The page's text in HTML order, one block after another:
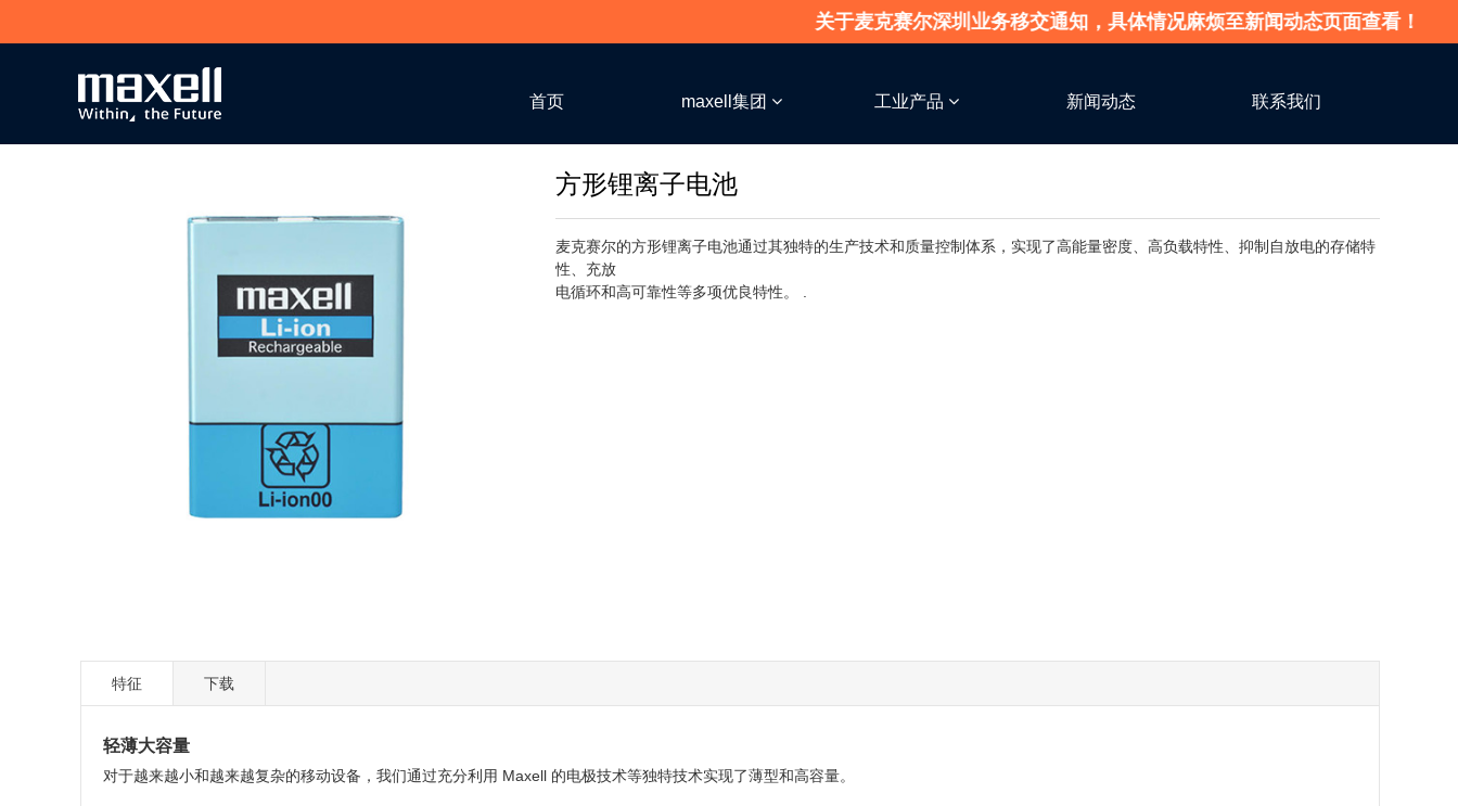
关于麦克赛尔深圳业务移交通知，具体情况麻烦至新闻动态页面查看！
首页 maxell集团 工业产品 新闻动态 联系我们
方形锂离子电池
麦克赛尔的方形锂离子电池通过其独特的生产技术和质量控制体系，实现了高能量密度、高负载特性、抑制自放电的存储特
性、充放
电循环和高可靠性等多项优良特性。 .
特征 下载
轻薄大容量
对于越来越小和越来越复杂的移动设备，我们通过充分利用 Maxell 的电极技术等独特技术实现了薄型和高容量。